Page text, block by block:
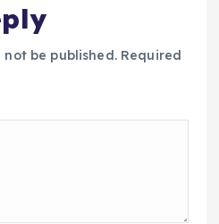
be published. Required